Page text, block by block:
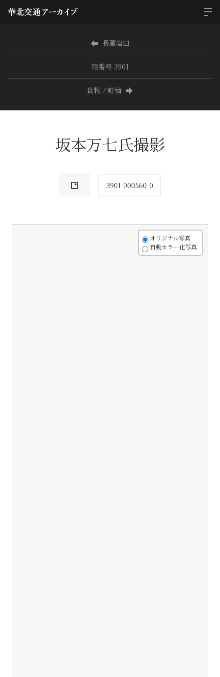
長蘆塩田
箱番号 3901
貨物ノ野積
坂本万七氏撮影
3901-000560-0
オリジナル写真
自動カラー化写真